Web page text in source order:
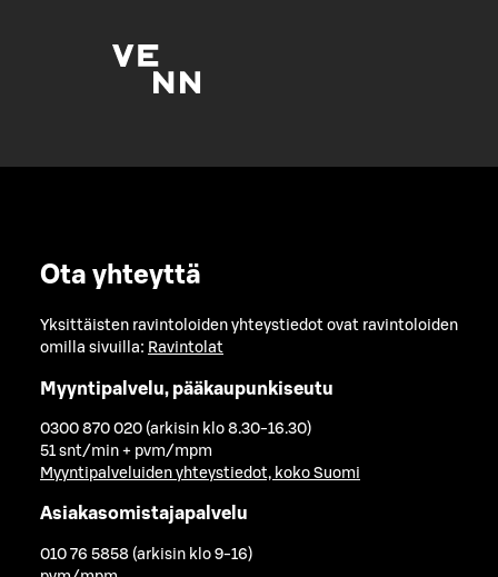
Ota yhteyttä
Yksittäisten ravintoloiden yhteystiedot ovat ravintoloiden
omilla sivuilla: Ravintolat
Myyntipalvelu, pääkaupunkiseutu
0300 870 020 (arkisin klo 8.30-16.30)
51 snt/min + pvm/mpm
Myyntipalveluiden yhteystiedot, koko Suomi
Asiakasomistajapalvelu
010 76 5858 (arkisin klo 9-16)